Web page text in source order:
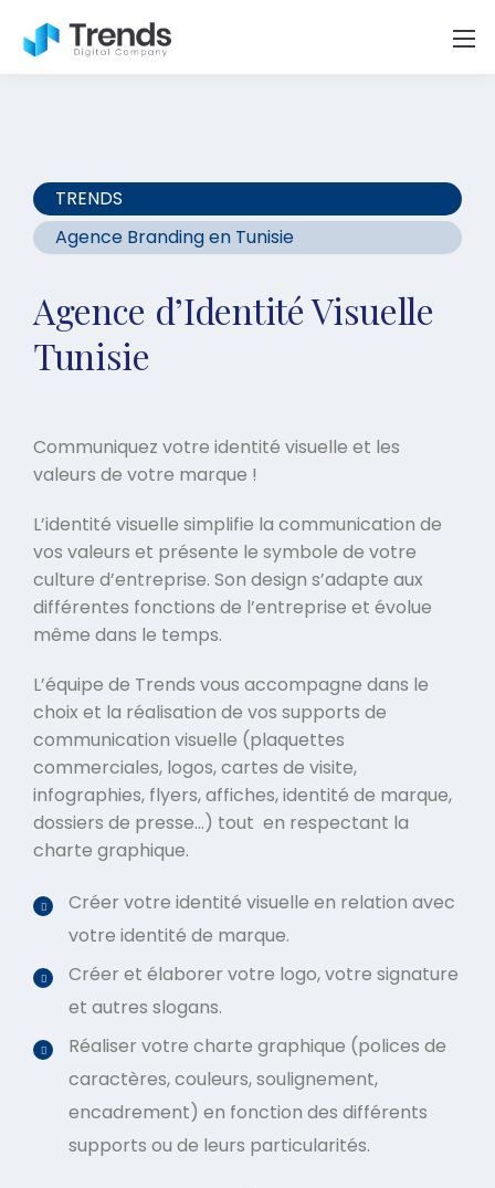
TRENDS
Agence Branding en Tunisie
Agence d’Identité Visuelle
Tunisie
Communiquez votre identité visuelle et les
valeurs de votre marque !
L’identité visuelle simplifie la communication de
vos valeurs et présente le symbole de votre
culture d’entreprise. Son design s’adapte aux
différentes fonctions de l’entreprise et évolue
même dans le temps.
L’équipe de Trends vous accompagne dans le
choix et la réalisation de vos supports de
communication visuelle (plaquettes
commerciales, logos, cartes de visite,
infographies, flyers, affiches, identité de marque,
dossiers de presse…) tout en respectant la
charte graphique.
Créer votre identité visuelle en relation avec
votre identité de marque.
Créer et élaborer votre logo, votre signature
et autres slogans.
Réaliser votre charte graphique (polices de
caractères, couleurs, soulignement,
encadrement) en fonction des différents
supports ou de leurs particularités.